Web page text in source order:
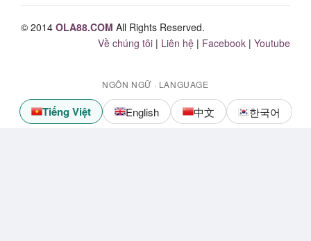
© 2014 OLA88.COM All Rights Reserved.
Về chúng tôi | Liên hệ | Facebook | Youtube
NGÔN NGỮ · LANGUAGE
Tiếng Việt English 中文 한국어